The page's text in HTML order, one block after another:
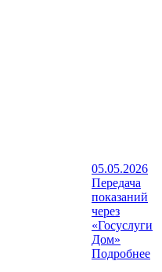
05.05.2026
Передача
показаний
через
«Госуслуги
Дом»
Подробнее